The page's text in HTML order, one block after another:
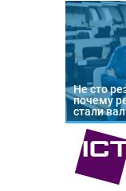
Не сто
почему
стали